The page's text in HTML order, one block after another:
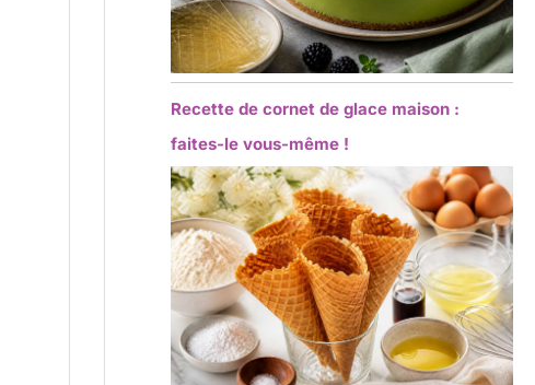
Recette de cornet de glace maison :
faites-le vous-même !